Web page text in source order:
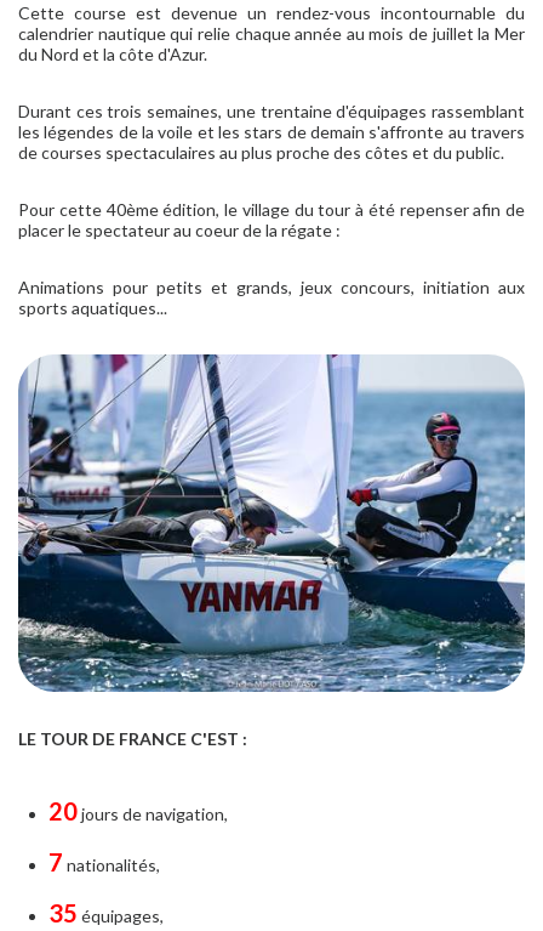
Cette course est devenue un rendez-vous incontournable du
calendrier nautique qui relie chaque année au mois de juillet la Mer
du Nord et la côte d'Azur.
Durant ces trois semaines, une trentaine d'équipages rassemblant
les légendes de la voile et les stars de demain s'affronte au travers
de courses spectaculaires au plus proche des côtes et du public.
Pour cette 40ème édition, le village du tour à été repenser afin de
placer le spectateur au coeur de la régate :
Animations pour petits et grands, jeux concours, initiation aux
sports aquatiques...
LE TOUR DE FRANCE C'EST :
20jours de navigation,
7 nationalités,
35 équipages,